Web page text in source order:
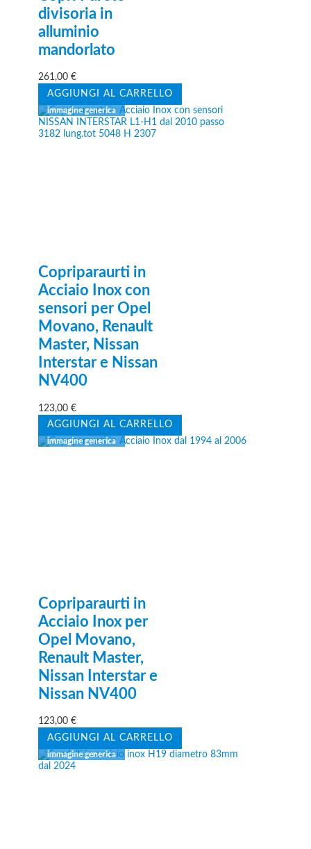
divisoria in
alluminio
mandorlato
261,00€
AGGIUNGI AL CARRELLO
Copriparaurti in
Acciaio Inox con
sensori per Opel
Movano, Renault
Master, Nissan
Interstar e Nissan
NV400
123,00€
AGGIUNGI AL CARRELLO
Copriparaurti in
Acciaio Inox per
Opel Movano,
Renault Master,
Nissan Interstar e
Nissan NV400
123,00€
AGGIUNGI AL CARRELLO